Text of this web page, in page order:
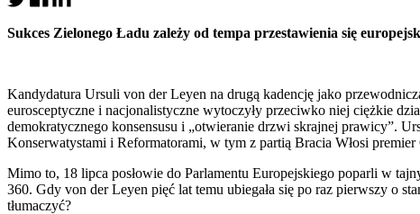
Sukces Zielonego Ładu zależy od tempa przestawienia się
Kandydatura Ursuli von der Leyen na drugą kadencję jako
eurosceptyczne i nacjonalistyczne wytoczyły przeciwko niej ciężkie
demokratycznego konsensusu i „otwieranie drzwi skrajnej prawicy”.
Konserwatystami i Reformatorami, w tym z partią Bracia Włosi
Mimo to, 18 lipca posłowie do Parlamentu Europejskiego poparli w
360. Gdy von der Leyen pięć lat temu ubiegała się po raz pierwszy o
tłumaczyć?